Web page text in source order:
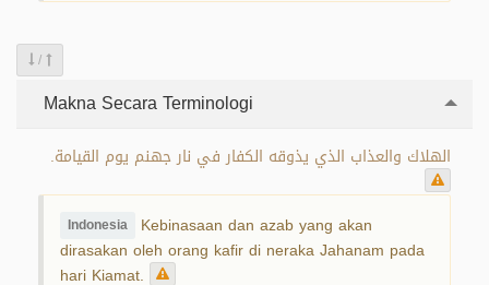
/
Makna Secara Terminologi
الهلاك والعذاب الذي يذوقه الكفار في نار جهنم يوم القيامة.
Indonesia Kebinasaan dan azab yang akan
dirasakan oleh orang kafir di neraka Jahanam pada
hari Kiamat.